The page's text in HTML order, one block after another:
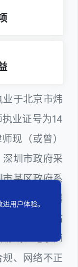
于北京市炜
业证号为14
现（或曾）
圳市政府采
某区政府系
WEB服务器
全员和网站
戏、电子商
、网络不正
用户体验。